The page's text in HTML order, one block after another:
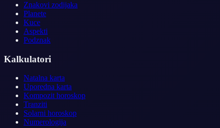
Znakovi zodijaka
Planete
Kuce
Aspekti
Podznak
Kalkulatori
Natalna karta
Uporedna karta
Kompozit horoskop
Tranziti
Solarni horoskop
Numerologija